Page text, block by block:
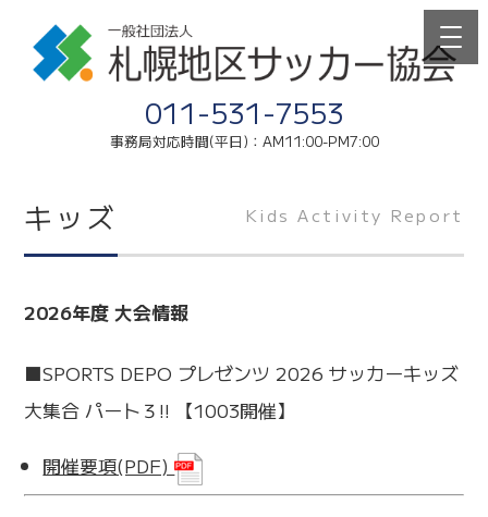
011-531-7553
事務局対応時間(平日)：AM11:00-PM7:00
キッズ Kids Activity Report
2026年度 大会情報
■SPORTS DEPO プレゼンツ 2026 サッカーキッズ
大集合 パート３!! 【1003開催】
開催要項(PDF)